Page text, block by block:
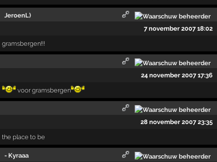
JeroenL)
7 november 2007 18:02
gramsbergen!!!
24 november 2007 17:36
voor gramsbergen
28 november 2007 23:35
the place to be
- Kyraaa